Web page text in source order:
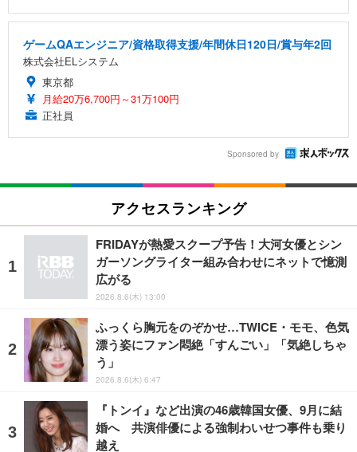
ゲームQAエンジニア/資格取得支援/年間休日120日/賞与年2回
株式会社ELシステム
東京都
月給20万6,700円～31万100円
正社員
Sponsored by
アクセスランキング
FRIDAYが熱愛スクープ予告！大河女優とシン
ガーソングライター組み合わせにネットで憶測
広がる
2026.8.6(木) 13:00
ふっくら胸元をのぞかせ…TWICE・モモ、色気
漂う姿にファン悶絶「すんごい」「気絶しちゃ
う」
2026.8.6(木) 6:47
『トンイ』など出演の46歳韓国女優、9月に結
婚へ 共演俳優による強制わいせつ事件も乗り
越え